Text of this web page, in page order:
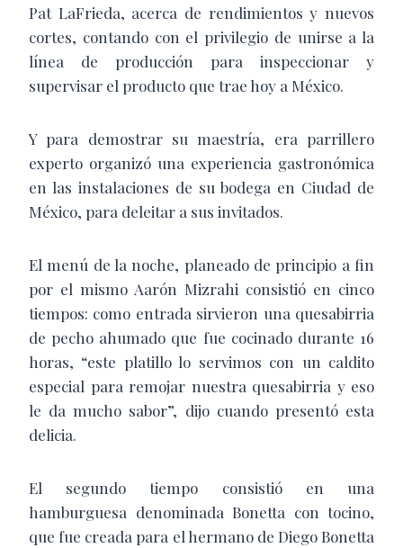
Pat LaFrieda, acerca de rendimientos y nuevos
cortes, contando con el privilegio de unirse a la
línea de producción para inspeccionar y
supervisar el producto que trae hoy a México.
Y para demostrar su maestría, era parrillero
experto organizó una experiencia gastronómica
en las instalaciones de su bodega en Ciudad de
México, para deleitar a sus invitados.
El menú de la noche, planeado de principio a fin
por el mismo Aarón Mizrahi consistió en cinco
tiempos: como entrada sirvieron una quesabirria
de pecho ahumado que fue cocinado durante 16
horas, “este platillo lo servimos con un caldito
especial para remojar nuestra quesabirria y eso
le da mucho sabor”, dijo cuando presentó esta
delicia.
El segundo tiempo consistió en una
hamburguesa denominada Bonetta con tocino,
que fue creada para el hermano de Diego Bonetta